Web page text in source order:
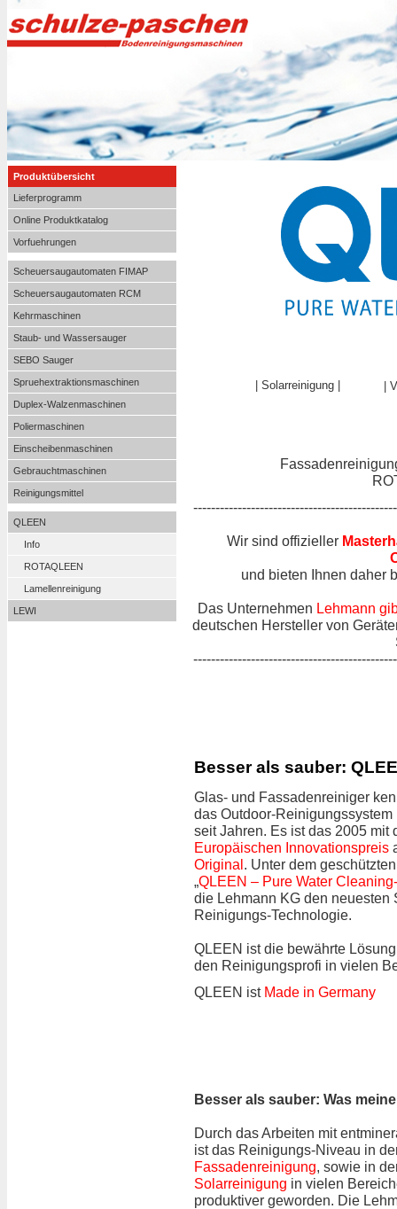
Produktübersicht
Lieferprogramm
Online Produktkatalog
Vorfuehrungen
Scheuersaugautomaten FIMAP
Scheuersaugautomaten RCM
Kehrmaschinen
Staub- und Wassersauger
SEBO Sauger
Spruehextraktionsmaschinen
Duplex-Walzenmaschinen
Poliermaschinen
Einscheibenmaschinen
Gebrauchtmaschinen
Reinigungsmittel
QLEEN
Info
ROTAQLEEN
Lamellenreinigung
LEWI
Solarreinigung|
|
Wir sind offizieller
und bieten Ihnen daher
Das Unternehmen Lehmann
deutschen Hersteller von
Besser als sauber:
Glas- und Fassadenreiniger
das Outdoor-
seit Jahren. Es ist das 2005 mit
Europäischen Innovationspreis
Original. Unter dem
„QLEEN – Pure Water
die Lehmann KG den neuesten
Reinigungs-Technologie.
QLEEN ist die bewährte
den Reinigungsprofi in vielen
QLEEN ist Made in Germany
Besser als sauber: Was
Durch das Arbeiten mit
ist das Reinigungs-Niveau in
Fassadenreinigung, sowie in
Solarreinigung in vielen
produktiver geworden. Die